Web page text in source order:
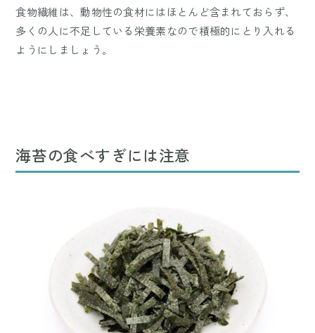
食物繊維は、動物性の食材にはほとんど含まれておらず、
多くの人に不足している栄養素なので積極的にとり入れる
ようにしましょう。
海苔の食べすぎには注意